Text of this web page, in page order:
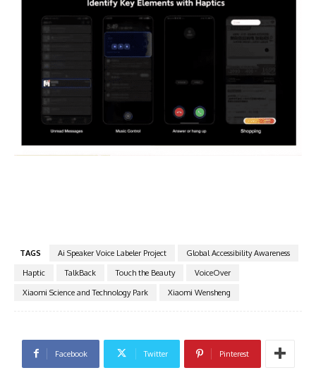
TAGS Ai Speaker Voice Labeler Project
Global Accessibility Awareness
Haptic
TalkBack Touch the Beauty
VoiceOver
Xiaomi Science and Technology Park
Xiaomi Wensheng
Facebook Twitter Pinterest